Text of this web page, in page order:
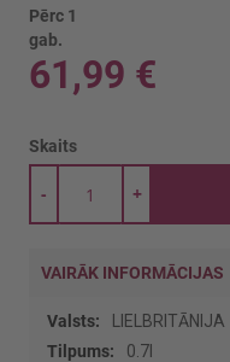
Pērc 1
gab.
61,99 €
Skaits
+
-
VAIRĀK INFORMĀCIJAS
Vairāk
informācijas
LIELBRITĀNIJA
0.7l